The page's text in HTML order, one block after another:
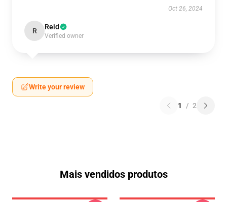
Oct 26, 2024
R Reid
Verified owner
Write your review
1 / 2
Mais vendidos produtos